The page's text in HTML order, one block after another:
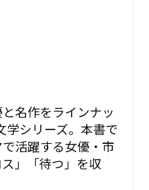
名作をラインナッ
学シリーズ。本書で
活躍する女優・市
」「待つ」を収